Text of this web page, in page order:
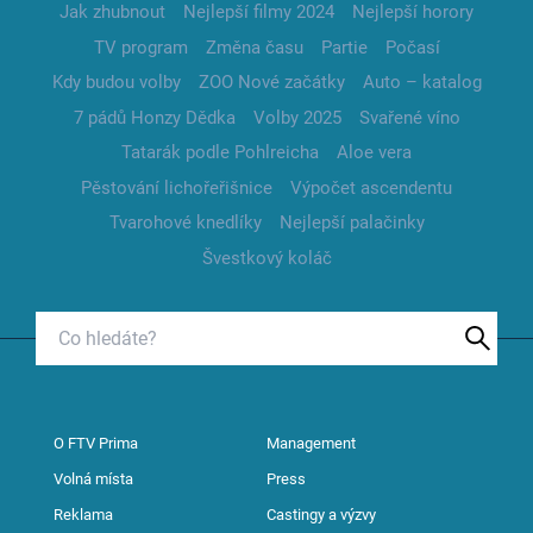
Jak zhubnout Nejlepší filmy 2024
Nejlepší horory
TV program
Změna času Partie
Počasí
Kdy budou volby
ZOO Nové začátky
Auto – katalog
7 pádů Honzy Dědka
Volby 2025
Svařené víno
Tatarák podle Pohlreicha
Aloe vera
Pěstování lichořeřišnice
Výpočet ascendentu
Tvarohové knedlíky
Nejlepší palačinky
Švestkový koláč
O FTV Prima Management
Volná místa Press
Reklama Castingy a výzvy